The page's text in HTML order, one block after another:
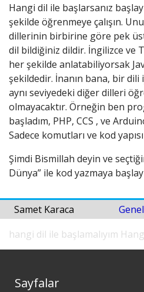
Hangi dil ile başlarsanız
şekilde öğrenmeye çalışın.
dillerinin birbirine göre pek
dil bildiğiniz dildir. İngilizce ve
her şekilde anlatabiliyorsak
şekildedir. İnanın bana, bir dili
aynı seviyedeki diğer dilleri
olmayacaktır. Örneğin ben
başladım, PHP, CCS , ve
Sadece komutları ve kod
Şimdi Bismillah deyin ve
Dünya” ile kod yazmaya
Samet Karaca Genel
hangi dil ile başlamalıyım
Sayfalar